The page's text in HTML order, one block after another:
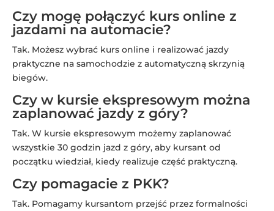
Czy mogę połączyć kurs online z
jazdami na automacie?
Tak. Możesz wybrać kurs online i realizować jazdy
praktyczne na samochodzie z automatyczną skrzynią
biegów.
Czy w kursie ekspresowym można
zaplanować jazdy z góry?
Tak. W kursie ekspresowym możemy zaplanować
wszystkie 30 godzin jazd z góry, aby kursant od
początku wiedział, kiedy realizuje część praktyczną.
Czy pomagacie z PKK?
Tak. Pomagamy kursantom przejść przez formalności